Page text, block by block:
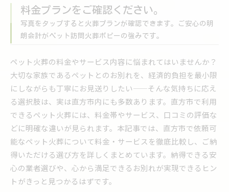
料金プランをご確認ください。
写真をタップすると火葬プランが確認できます。ご安心の明
朗会計がペット訪問火葬ポピーの強みです。
ペット火葬の料金やサービス内容に悩まれてはいませんか？
大切な家族であるペットとのお別れを、経済的負担を最小限
にしながらも丁寧にお見送りしたい——そんな気持ちに応え
る選択肢は、実は直方市内にも多数あります。直方市で利用
できるペット火葬には、料金帯やサービス、口コミの評価な
どに明確な違いが見られます。本記事では、直方市で依頼可
能なペット火葬について料金・サービスを徹底比較し、ご納
得いただける選び方を詳しくまとめています。納得できる安
心の業者選びや、心から満足できるお別れが実現できるヒン
トがきっと見つかるはずです。